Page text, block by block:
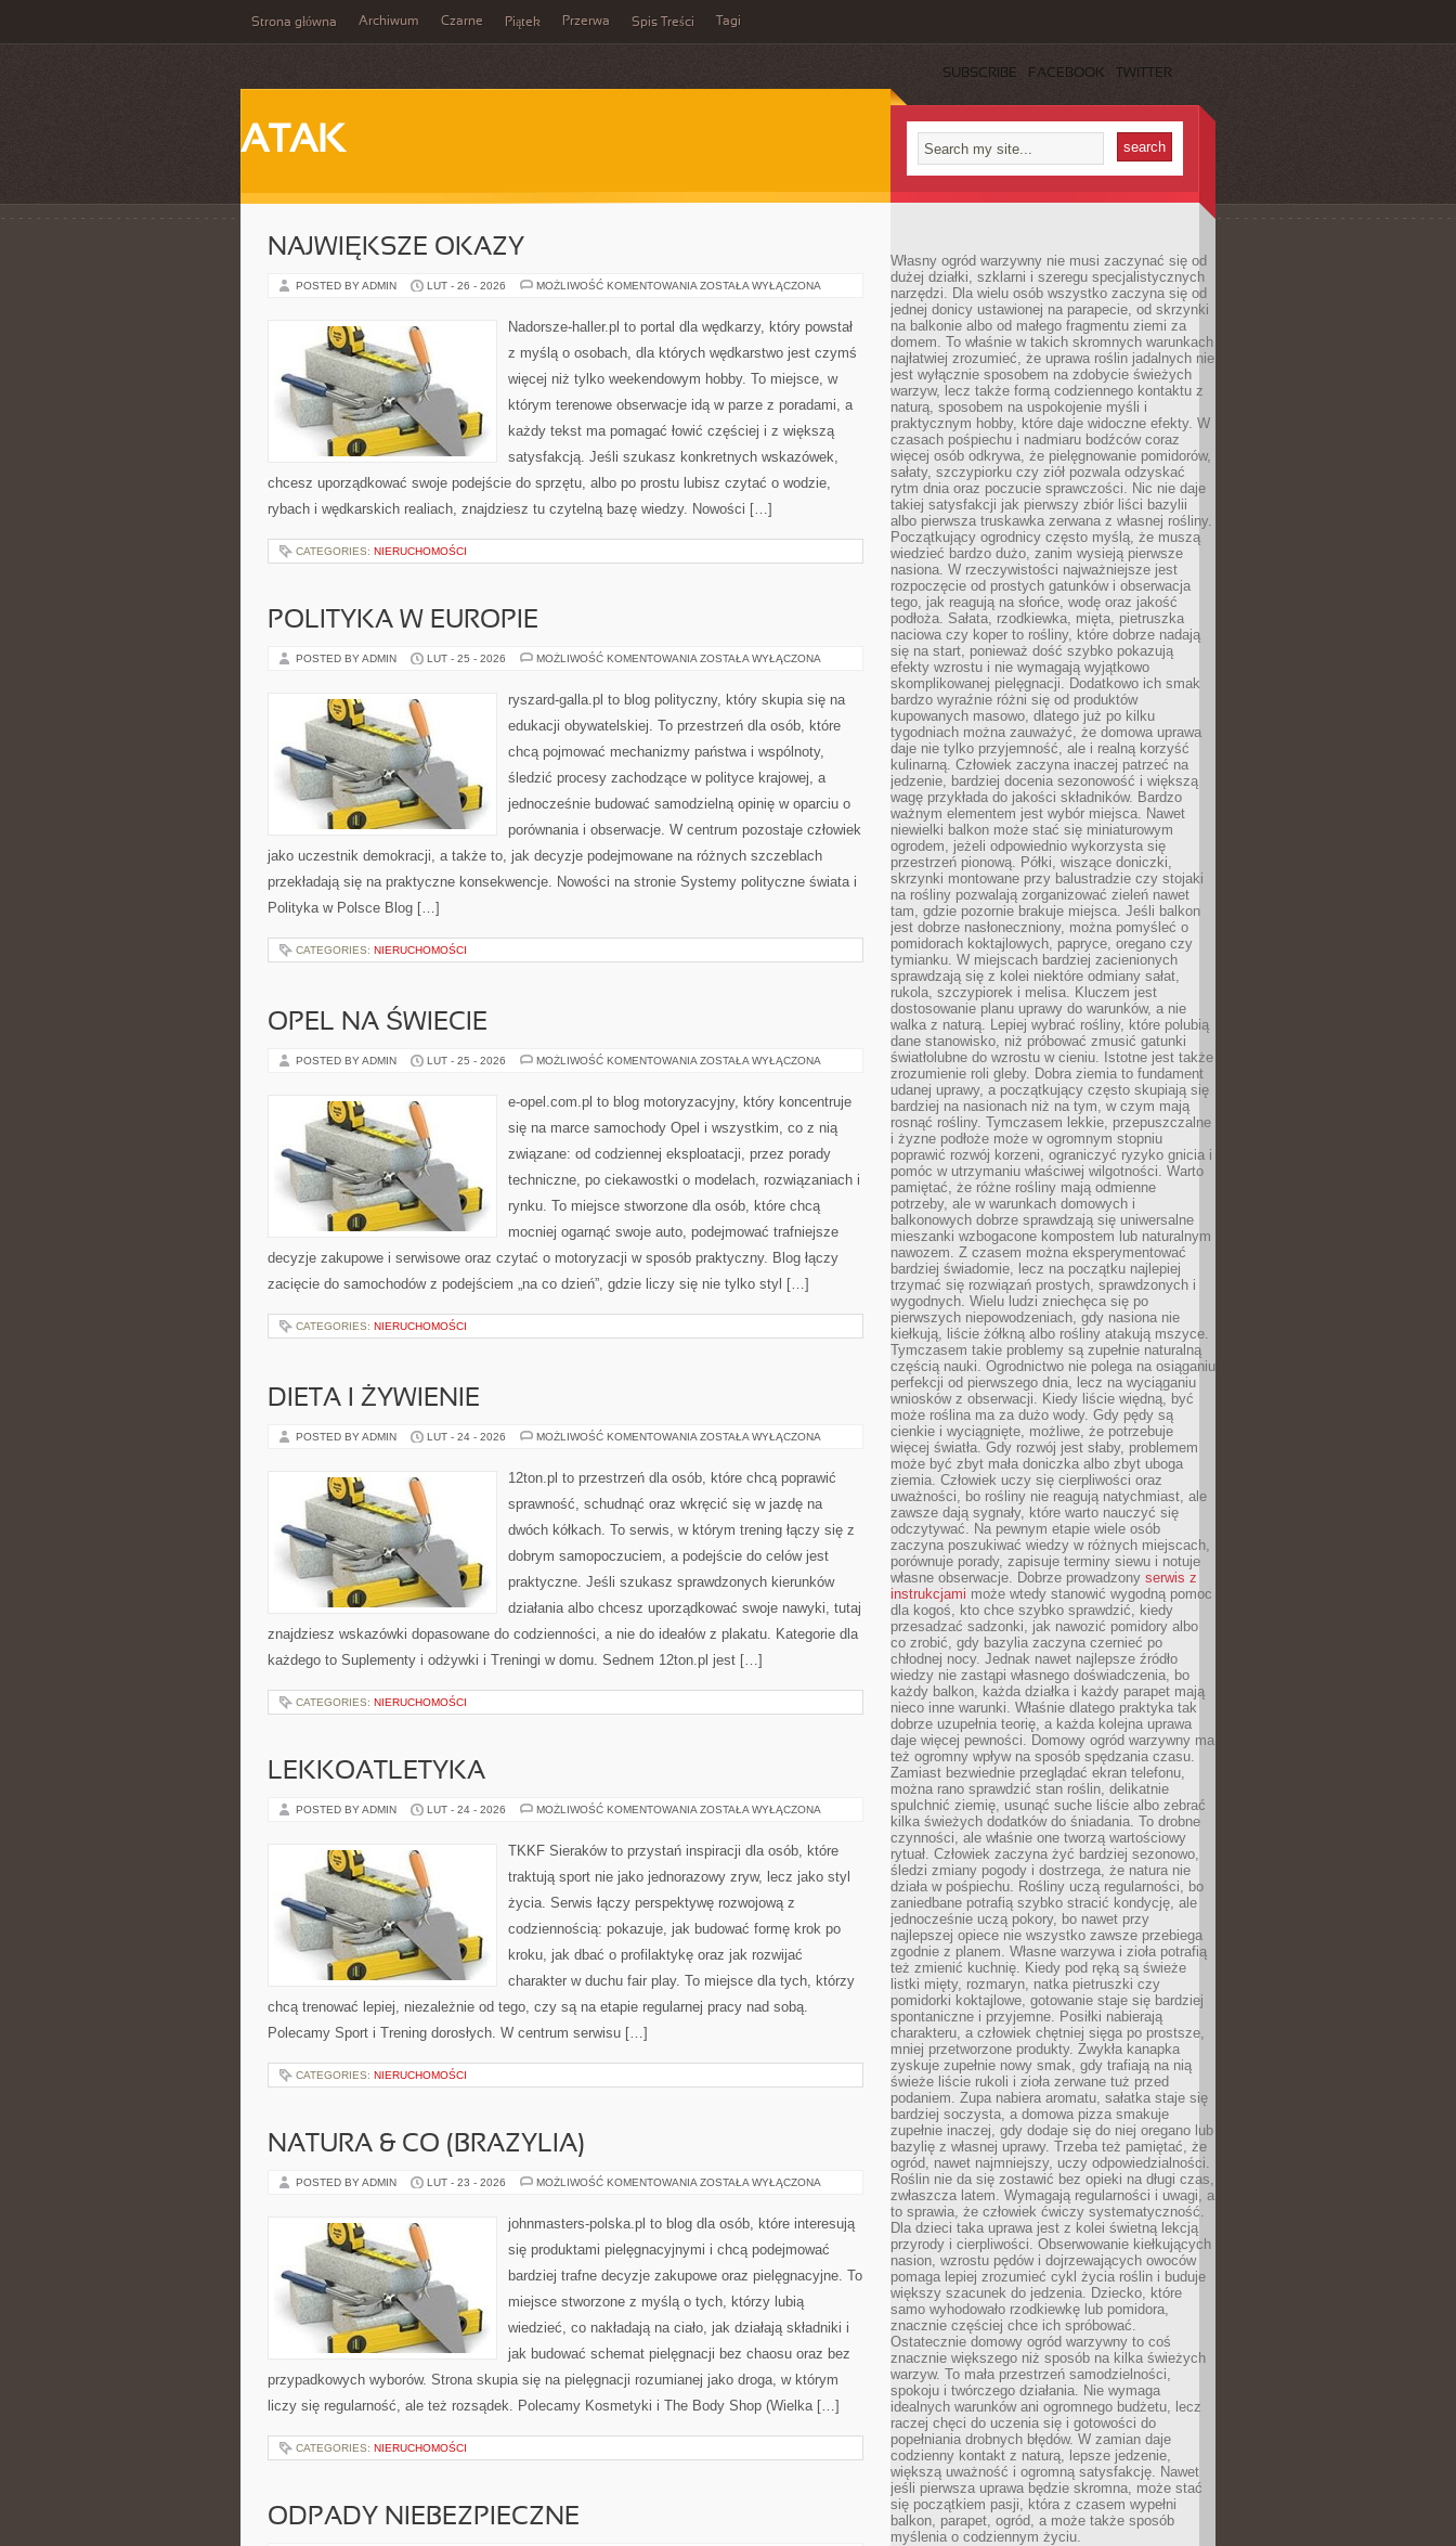
Strona główna Archiwum Czarne Piątek Przerwa Spis Treści Tagi
SUBSCRIBE FACEBOOK TWITTER
ATAK
NAJWIĘKSZE OKAZY
POSTED BY ADMIN LUT - 26 - 2026 MOŻLIWOŚĆ KOMENTOWANIA NAJWIĘKSZE
ZOSTAŁA WYŁĄCZONA
Nadorsze-haller.pl to portal dla wędkarzy, który powstał
z myślą o osobach, dla których wędkarstwo jest czymś
więcej niż tylko weekendowym hobby. To miejsce, w
którym terenowe obserwacje idą w parze z poradami, a
każdy tekst ma pomagać łowić częściej i z większą
satysfakcją. Jeśli szukasz konkretnych wskazówek,
chcesz uporządkować swoje podejście do sprzętu, albo po prostu lubisz czytać o wodzie,
rybach i wędkarskich realiach, znajdziesz tu czytelną bazę wiedzy. Nowości […]
CATEGORIES: NIERUCHOMOŚCI
POLITYKA W EUROPIE
POSTED BY ADMIN LUT - 25 - 2026 MOŻLIWOŚĆ KOMENTOWANIA POLITYKA
ZOSTAŁA WYŁĄCZONA
ryszard-galla.pl to blog polityczny, który skupia się na
edukacji obywatelskiej. To przestrzeń dla osób, które
chcą pojmować mechanizmy państwa i wspólnoty,
śledzić procesy zachodzące w polityce krajowej, a
jednocześnie budować samodzielną opinię w oparciu o
porównania i obserwacje. W centrum pozostaje człowiek
jako uczestnik demokracji, a także to, jak decyzje podejmowane na różnych szczeblach
przekładają się na praktyczne konsekwencje. Nowości na stronie Systemy polityczne świata i
Polityka w Polsce Blog […]
CATEGORIES: NIERUCHOMOŚCI
OPEL NA ŚWIECIE
POSTED BY ADMIN LUT - 25 - 2026 MOŻLIWOŚĆ KOMENTOWANIA OPEL
ZOSTAŁA WYŁĄCZONA
e-opel.com.pl to blog motoryzacyjny, który koncentruje
się na marce samochody Opel i wszystkim, co z nią
związane: od codziennej eksploatacji, przez porady
techniczne, po ciekawostki o modelach, rozwiązaniach i
rynku. To miejsce stworzone dla osób, które chcą
mocniej ogarnąć swoje auto, podejmować trafniejsze
decyzje zakupowe i serwisowe oraz czytać o motoryzacji w sposób praktyczny. Blog łączy
zacięcie do samochodów z podejściem „na co dzień”, gdzie liczy się nie tylko styl […]
CATEGORIES: NIERUCHOMOŚCI
DIETA I ŻYWIENIE
POSTED BY ADMIN LUT - 24 - 2026 MOŻLIWOŚĆ KOMENTOWANIA DIETA
ZOSTAŁA WYŁĄCZONA
12ton.pl to przestrzeń dla osób, które chcą poprawić
sprawność, schudnąć oraz wkręcić się w jazdę na
dwóch kółkach. To serwis, w którym trening łączy się z
dobrym samopoczuciem, a podejście do celów jest
praktyczne. Jeśli szukasz sprawdzonych kierunków
działania albo chcesz uporządkować swoje nawyki, tutaj
znajdziesz wskazówki dopasowane do codzienności, a nie do ideałów z plakatu. Kategorie dla
każdego to Suplementy i odżywki i Treningi w domu. Sednem 12ton.pl jest […]
CATEGORIES: NIERUCHOMOŚCI
LEKKOATLETYKA
POSTED BY ADMIN LUT - 24 - 2026 MOŻLIWOŚĆ KOMENTOWANIA LEKKOATLETYKA
ZOSTAŁA WYŁĄCZONA
TKKF Sieraków to przystań inspiracji dla osób, które
traktują sport nie jako jednorazowy zryw, lecz jako styl
życia. Serwis łączy perspektywę rozwojową z
codziennością: pokazuje, jak budować formę krok po
kroku, jak dbać o profilaktykę oraz jak rozwijać
charakter w duchu fair play. To miejsce dla tych, którzy
chcą trenować lepiej, niezależnie od tego, czy są na etapie regularnej pracy nad sobą.
Polecamy Sport i Trening dorosłych. W centrum serwisu […]
CATEGORIES: NIERUCHOMOŚCI
NATURA & CO (BRAZYLIA)
POSTED BY ADMIN LUT - 23 - 2026 MOŻLIWOŚĆ KOMENTOWANIA NATURA
(BRAZYLIA)
ZOSTAŁA WYŁĄCZONA
johnmasters-polska.pl to blog dla osób, które interesują
się produktami pielęgnacyjnymi i chcą podejmować
bardziej trafne decyzje zakupowe oraz pielęgnacyjne. To
miejsce stworzone z myślą o tych, którzy lubią
wiedzieć, co nakładają na ciało, jak działają składniki i
jak budować schemat pielęgnacji bez chaosu oraz bez
przypadkowych wyborów. Strona skupia się na pielęgnacji rozumianej jako droga, w którym
liczy się regularność, ale też rozsądek. Polecamy Kosmetyki i The Body Shop (Wielka […]
CATEGORIES: NIERUCHOMOŚCI
ODPADY NIEBEZPIECZNE
Własny ogród warzywny nie musi zaczynać się od
dużej działki, szklarni i szeregu specjalistycznych
narzędzi. Dla wielu osób wszystko zaczyna się od
jednej donicy ustawionej na parapecie, od skrzynki
na balkonie albo od małego fragmentu ziemi za
domem. To właśnie w takich skromnych warunkach
najłatwiej zrozumieć, że uprawa roślin jadalnych nie
jest wyłącznie sposobem na zdobycie świeżych
warzyw, lecz także formą codziennego kontaktu z
naturą, sposobem na uspokojenie myśli i
praktycznym hobby, które daje widoczne efekty. W
czasach pośpiechu i nadmiaru bodźców coraz
więcej osób odkrywa, że pielęgnowanie pomidorów,
sałaty, szczypiorku czy ziół pozwala odzyskać
rytm dnia oraz poczucie sprawczości. Nic nie daje
takiej satysfakcji jak pierwszy zbiór liści bazylii
albo pierwsza truskawka zerwana z własnej rośliny.
Początkujący ogrodnicy często myślą, że muszą
wiedzieć bardzo dużo, zanim wysieją pierwsze
nasiona. W rzeczywistości najważniejsze jest
rozpoczęcie od prostych gatunków i obserwacja
tego, jak reagują na słońce, wodę oraz jakość
podłoża. Sałata, rzodkiewka, mięta, pietruszka
naciowa czy koper to rośliny, które dobrze nadają
się na start, ponieważ dość szybko pokazują
efekty wzrostu i nie wymagają wyjątkowo
skomplikowanej pielęgnacji. Dodatkowo ich smak
bardzo wyraźnie różni się od produktów
kupowanych masowo, dlatego już po kilku
tygodniach można zauważyć, że domowa uprawa
daje nie tylko przyjemność, ale i realną korzyść
kulinarną. Człowiek zaczyna inaczej patrzeć na
jedzenie, bardziej docenia sezonowość i większą
wagę przykłada do jakości składników. Bardzo
ważnym elementem jest wybór miejsca. Nawet
niewielki balkon może stać się miniaturowym
ogrodem, jeżeli odpowiednio wykorzysta się
przestrzeń pionową. Półki, wiszące doniczki,
skrzynki montowane przy balustradzie czy stojaki
na rośliny pozwalają zorganizować zieleń nawet
tam, gdzie pozornie brakuje miejsca. Jeśli balkon
jest dobrze nasłoneczniony, można pomyśleć o
pomidorach koktajlowych, papryce, oregano czy
tymianku. W miejscach bardziej zacienionych
sprawdzają się z kolei niektóre odmiany sałat,
rukola, szczypiorek i melisa. Kluczem jest
dostosowanie planu uprawy do warunków, a nie
walka z naturą. Lepiej wybrać rośliny, które polubią
dane stanowisko, niż próbować zmusić gatunki
światłolubne do wzrostu w cieniu. Istotne jest także
zrozumienie roli gleby. Dobra ziemia to fundament
udanej uprawy, a początkujący często skupiają się
bardziej na nasionach niż na tym, w czym mają
rosnąć rośliny. Tymczasem lekkie, przepuszczalne
i żyzne podłoże może w ogromnym stopniu
poprawić rozwój korzeni, ograniczyć ryzyko gnicia i
pomóc w utrzymaniu właściwej wilgotności. Warto
pamiętać, że różne rośliny mają odmienne
potrzeby, ale w warunkach domowych i
balkonowych dobrze sprawdzają się uniwersalne
mieszanki wzbogacone kompostem lub naturalnym
nawozem. Z czasem można eksperymentować
bardziej świadomie, lecz na początku najlepiej
trzymać się rozwiązań prostych, sprawdzonych i
wygodnych. Wielu ludzi zniechęca się po
pierwszych niepowodzeniach, gdy nasiona nie
kiełkują, liście żółkną albo rośliny atakują mszyce.
Tymczasem takie problemy są zupełnie naturalną
częścią nauki. Ogrodnictwo nie polega na osiąganiu
perfekcji od pierwszego dnia, lecz na wyciąganiu
wniosków z obserwacji. Kiedy liście więdną, być
może roślina ma za dużo wody. Gdy pędy są
cienkie i wyciągnięte, możliwe, że potrzebuje
więcej światła. Gdy rozwój jest słaby, problemem
może być zbyt mała doniczka albo zbyt uboga
ziemia. Człowiek uczy się cierpliwości oraz
uważności, bo rośliny nie reagują natychmiast, ale
zawsze dają sygnały, które warto nauczyć się
odczytywać. Na pewnym etapie wiele osób
zaczyna poszukiwać wiedzy w różnych miejscach,
porównuje porady, zapisuje terminy siewu i notuje
własne obserwacje. Dobrze prowadzony serwis z
instrukcjami może wtedy stanowić wygodną pomoc
dla kogoś, kto chce szybko sprawdzić, kiedy
przesadzać sadzonki, jak nawozić pomidory albo
co zrobić, gdy bazylia zaczyna czernieć po
chłodnej nocy. Jednak nawet najlepsze źródło
wiedzy nie zastąpi własnego doświadczenia, bo
każdy balkon, każda działka i każdy parapet mają
nieco inne warunki. Właśnie dlatego praktyka tak
dobrze uzupełnia teorię, a każda kolejna uprawa
daje więcej pewności. Domowy ogród warzywny ma
też ogromny wpływ na sposób spędzania czasu.
Zamiast bezwiednie przeglądać ekran telefonu,
można rano sprawdzić stan roślin, delikatnie
spulchnić ziemię, usunąć suche liście albo zebrać
kilka świeżych dodatków do śniadania. To drobne
czynności, ale właśnie one tworzą wartościowy
rytuał. Człowiek zaczyna żyć bardziej sezonowo,
śledzi zmiany pogody i dostrzega, że natura nie
działa w pośpiechu. Rośliny uczą regularności, bo
zaniedbane potrafią szybko stracić kondycję, ale
jednocześnie uczą pokory, bo nawet przy
najlepszej opiece nie wszystko zawsze przebiega
zgodnie z planem. Własne warzywa i zioła potrafią
też zmienić kuchnię. Kiedy pod ręką są świeże
listki mięty, rozmaryn, natka pietruszki czy
pomidorki koktajlowe, gotowanie staje się bardziej
spontaniczne i przyjemne. Posiłki nabierają
charakteru, a człowiek chętniej sięga po prostsze,
mniej przetworzone produkty. Zwykła kanapka
zyskuje zupełnie nowy smak, gdy trafiają na nią
świeże liście rukoli i zioła zerwane tuż przed
podaniem. Zupa nabiera aromatu, sałatka staje się
bardziej soczysta, a domowa pizza smakuje
zupełnie inaczej, gdy dodaje się do niej oregano lub
bazylię z własnej uprawy. Trzeba też pamiętać, że
ogród, nawet najmniejszy, uczy odpowiedzialności.
Roślin nie da się zostawić bez opieki na długi czas,
zwłaszcza latem. Wymagają regularności i uwagi, a
to sprawia, że człowiek ćwiczy systematyczność.
Dla dzieci taka uprawa jest z kolei świetną lekcją
przyrody i cierpliwości. Obserwowanie kiełkujących
nasion, wzrostu pędów i dojrzewających owoców
pomaga lepiej zrozumieć cykl życia roślin i buduje
większy szacunek do jedzenia. Dziecko, które
samo wyhodowało rzodkiewkę lub pomidora,
znacznie częściej chce ich spróbować.
Ostatecznie domowy ogród warzywny to coś
znacznie większego niż sposób na kilka świeżych
warzyw. To mała przestrzeń samodzielności,
spokoju i twórczego działania. Nie wymaga
idealnych warunków ani ogromnego budżetu, lecz
raczej chęci do uczenia się i gotowości do
popełniania drobnych błędów. W zamian daje
codzienny kontakt z naturą, lepsze jedzenie,
większą uważność i ogromną satysfakcję. Nawet
jeśli pierwsza uprawa będzie skromna, może stać
się początkiem pasji, która z czasem wypełni
balkon, parapet, ogród, a może także sposób
myślenia o codziennym życiu.